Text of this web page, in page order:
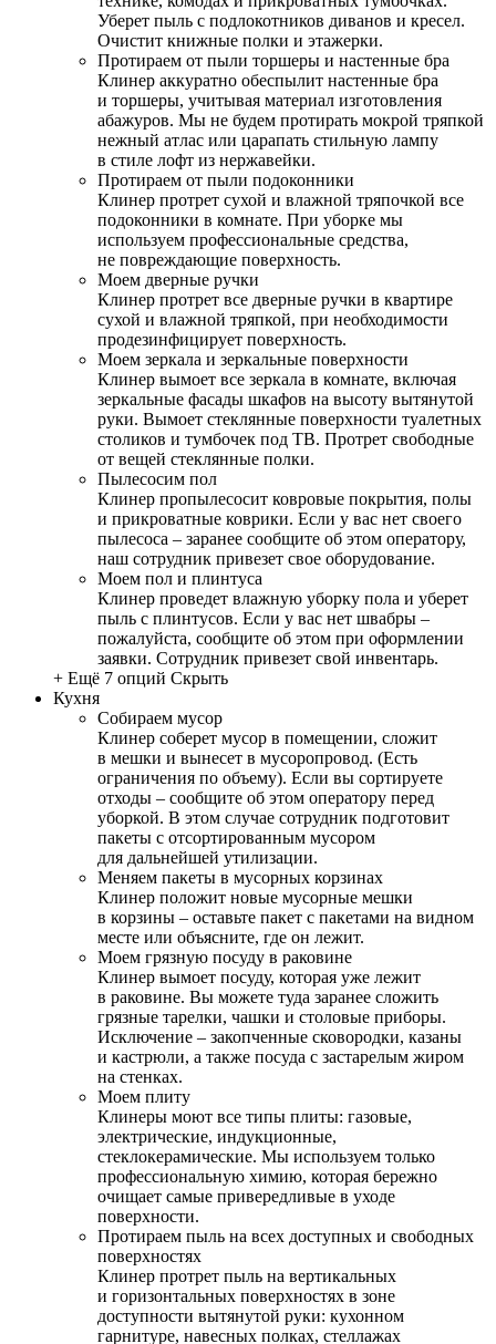
Уберет пыль с подлокотников диванов и кресел.
Очистит книжные полки и этажерки.
Протираем от пыли торшеры и настенные бра
Клинер аккуратно обеспылит настенные бра
и торшеры, учитывая материал изготовления
абажуров. Мы не будем протирать мокрой тряпкой
нежный атлас или царапать стильную лампу
в стиле лофт из нержавейки.
Протираем от пыли подоконники
Клинер протрет сухой и влажной тряпочкой все
подоконники в комнате. При уборке мы
используем профессиональные средства,
не повреждающие поверхность.
Моем дверные ручки
Клинер протрет все дверные ручки в квартире
сухой и влажной тряпкой, при необходимости
продезинфицирует поверхность.
Моем зеркала и зеркальные поверхности
Клинер вымоет все зеркала в комнате, включая
зеркальные фасады шкафов на высоту вытянутой
руки. Вымоет стеклянные поверхности туалетных
столиков и тумбочек под ТВ. Протрет свободные
от вещей стеклянные полки.
Пылесосим пол
Клинер пропылесосит ковровые покрытия, полы
и прикроватные коврики. Если у вас нет своего
пылесоса – заранее сообщите об этом оператору,
наш сотрудник привезет свое оборудование.
Моем пол и плинтуса
Клинер проведет влажную уборку пола и уберет
пыль с плинтусов. Если у вас нет швабры –
пожалуйста, сообщите об этом при оформлении
заявки. Сотрудник привезет свой инвентарь.
+ Ещё 7 опций Скрыть
Кухня
Собираем мусор
Клинер соберет мусор в помещении, сложит
в мешки и вынесет в мусоропровод. (Есть
ограничения по объему). Если вы сортируете
отходы – сообщите об этом оператору перед
уборкой. В этом случае сотрудник подготовит
пакеты с отсортированным мусором
для дальнейшей утилизации.
Меняем пакеты в мусорных корзинах
Клинер положит новые мусорные мешки
в корзины – оставьте пакет с пакетами на видном
месте или объясните, где он лежит.
Моем грязную посуду в раковине
Клинер вымоет посуду, которая уже лежит
в раковине. Вы можете туда заранее сложить
грязные тарелки, чашки и столовые приборы.
Исключение – закопченные сковородки, казаны
и кастрюли, а также посуда с застарелым жиром
на стенках.
Моем плиту
Клинеры моют все типы плиты: газовые,
электрические, индукционные,
стеклокерамические. Мы используем только
профессиональную химию, которая бережно
очищает самые привередливые в уходе
поверхности.
Протираем пыль на всех доступных и свободных
поверхностях
Клинер протрет пыль на вертикальных
и горизонтальных поверхностях в зоне
доступности вытянутой руки: кухонном
гарнитуре, навесных полках, стеллажах